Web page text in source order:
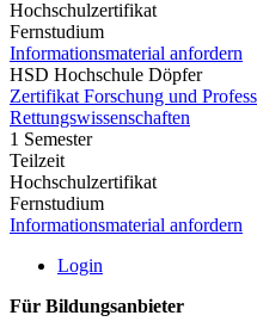
Hochschulzertifikat
Fernstudium
Informationsmaterial anfordern
HSD Hochschule Döpfer
Zertifikat Forschung und
Rettungswissenschaften
1 Semester
Teilzeit
Hochschulzertifikat
Fernstudium
Informationsmaterial anfordern
Login
Für Bildungsanbieter